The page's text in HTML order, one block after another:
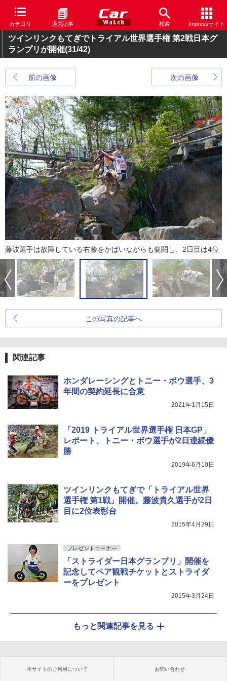
カテゴリ 過去記事 検索 Impressサイト
ツインリンクもてぎでトライアル世界選手権 第2戦日本グ
ランプリが開催(31/42)
前の画像 次の画像
藤波選手は故障している右膝をかばいながらも健闘し、2日目は4位
この写真の記事へ
関連記事
ホンダレーシングとトニー・ボウ選手、3
年間の契約延長に合意
2021年1月15日
「2019 トライアル世界選手権 日本GP」
レポート、トニー・ボウ選手が2日連続優
勝
2019年6月10日
ツインリンクもてぎで「トライアル世界
選手権 第1戦」開催。藤波貴久選手が2日
目に2位表彰台
2015年4月29日
プレゼントコーナー
「ストライダー日本グランプリ」開催を
記念してペア観戦チケットとストライダ
ーをプレゼント
2015年3月24日
もっと関連記事を見る
本サイトのご利用について お問い合わせ